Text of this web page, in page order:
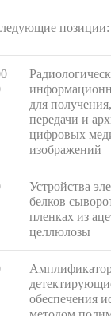
позиции:
для
передачи и
цифровых
изображений
Устройства
белков
пленках из
целлюлозы
обеспечения